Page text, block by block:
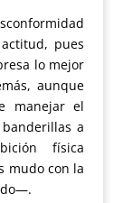
pues
lo mejor
aunque
manejar el
a
física
mudo con la